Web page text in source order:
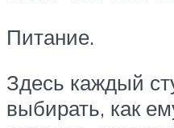
Питание.
Здесь каждый
выбирать, как